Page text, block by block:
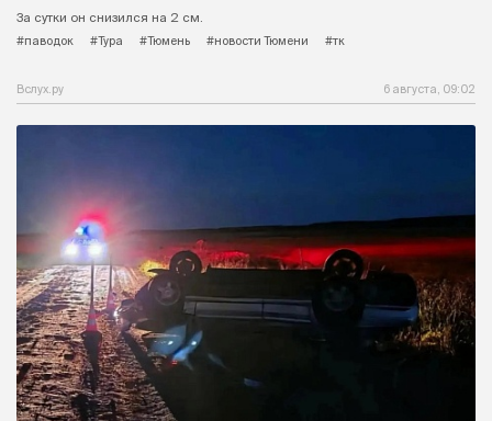
За сутки он снизился на 2 см.
#паводок
#Тура #Тюмень #новости Тюмени #тк
Вслух.ру 6 августа, 09:02